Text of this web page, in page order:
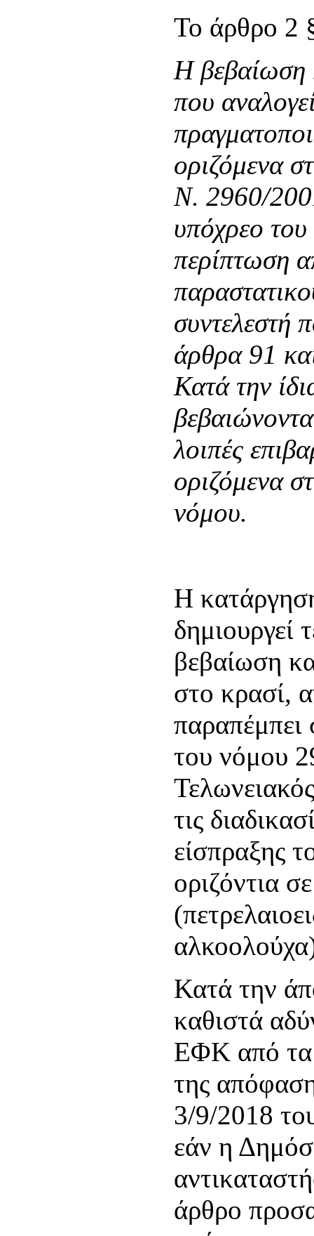
Το άρθρο 2
Η βεβαίωση
που
οριζόμενα
Ν. 2960/
υπόχρεο
περίπτωση
συντελεστή
άρθρα 91
Κατά την
λοιπές
οριζόμενα
νόμου.
Η
δημιουργεί
βεβαίωση
στο κρασί,
του νόμου
τις
είσπραξης
οριζόντια
Κατά την
καθιστά
ΕΦΚ από τα
της
3/9/2018
εάν η
άρθρο